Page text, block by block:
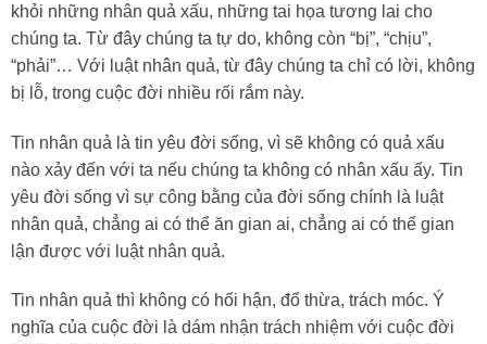
khỏi những nhân quả xấu, những tai họa tương lai cho
chúng ta. Từ đây chúng ta tự do, không còn “bị”, “chịu”,
“phải”… Với luật nhân quả, từ đây chúng ta chỉ có lời, không
bị lỗ, trong cuộc đời nhiều rối rắm này.
Tin nhân quả là tin yêu đời sống, vì sẽ không có quả xấu
nào xảy đến với ta nếu chúng ta không có nhân xấu ấy. Tin
yêu đời sống vì sự công bằng của đời sống chính là luật
nhân quả, chẳng ai có thể ăn gian ai, chẳng ai có thể gian
lận được với luật nhân quả.
Tin nhân quả thì không có hối hận, đổ thừa, trách móc. Ý
nghĩa của cuộc đời là dám nhận trách nhiệm với cuộc đời